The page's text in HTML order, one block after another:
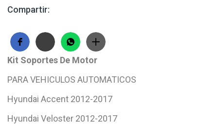
Compartir:
Kit Soportes De Motor
PARA VEHICULOS AUTOMATICOS
Hyundai Accent 2012-2017
Hyundai Veloster 2012-2017